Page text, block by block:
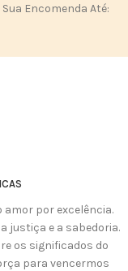
Encomenda Até:
amor por excelência.
justiça e a sabedoria.
os significados do
para vencermos